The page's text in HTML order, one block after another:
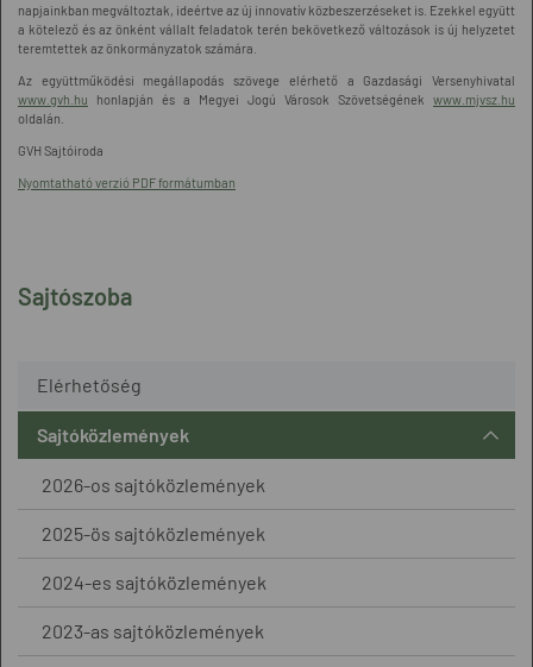
Sajtószoba
Elérhetőség
Sajtóközlemények
2026-os sajtóközlemények
2025-ös sajtóközlemények
2024-es sajtóközlemények
2023-as sajtóközlemények
napjainkban megváltoztak, ideértve az új innovatív közbeszerzéseket is. Ezekkel együtt
a kötelező és az önként vállalt feladatok terén bekövetkező változások is új helyzetet
teremtettek az önkormányzatok számára.
Az együttműködési megállapodás szövege elérhető a Gazdasági Versenyhivatal
www.gvh.hu honlapján és a Megyei Jogú Városok Szövetségének www.mjvsz.hu
oldalán.
GVH Sajtóiroda
Nyomtatható verzió PDF formátumban